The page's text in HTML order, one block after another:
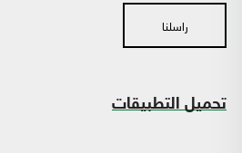
راسلنا
تحميل التطبيقات